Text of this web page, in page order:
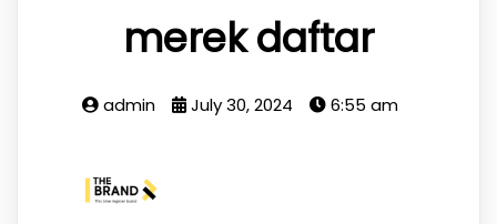
merek daftar
admin July 30, 2024 6:55 am